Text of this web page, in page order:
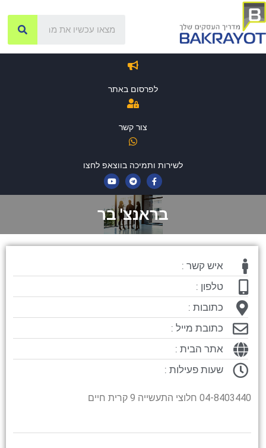
לפרסום באתר
צור קשר
לשירות ותמיכה בווצאפ לחצו
בראנצ' בר
איש קשר :
טלפון :
כתובות :
כתובת מייל :
אתר הבית :
שעות פעילות :
04-8403440 חלוצי התעשייה 9 קרית חיים